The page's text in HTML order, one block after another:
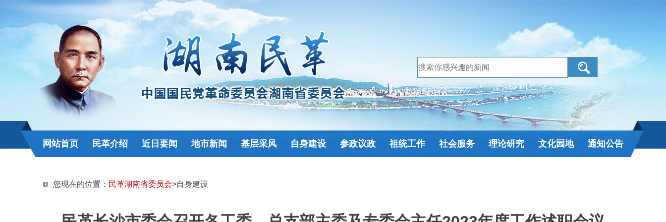
网站首页 民革介绍 近日要闻 地市新闻 基层采风 自身建设 参政议政 祖统工作 社会服务 理论研究 文化园地 通知公告
您现在的位置： 民革湖南省委员会>自身建设